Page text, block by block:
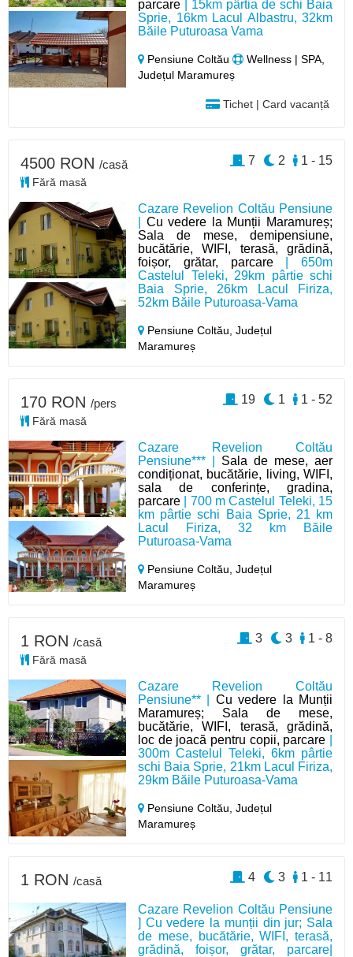
parcare | 15km pârtia de schi Baia
Sprie, 16km Lacul Albastru, 32km
Băile Puturoasa Vama
Pensiune Coltău
Wellness | SPA,
Județul Maramureș
Tichet | Card vacanță
Cazare Revelion Coltău Pensiune
Cu vedere la Munții Maramureș;
Sala de mese, demipensiune,
bucătărie, WIFI, terasă, grădină,
foișor, grătar, parcare| 650m
Castelul Teleki, 29km pârtie schi
Baia Sprie, 26km Lacul Firiza,
52km Băile Puturoasa-Vama
Pensiune Coltău,Județul
Maramureș
4500 RON /casă
Fără masă
1 - 15
2
7
Cazare Revelion Coltău
Pensiune*** | Sala de mese, aer
condiționat, bucătărie, living, WIFI,
sala de conferințe, gradina,
parcare | 700 m Castelul Teleki, 15
km pârtie schi Baia Sprie, 21 km
Lacul Firiza, 32 km Băile
Puturoasa-Vama
Pensiune Coltău,Județul
Maramureș
170 RON /pers
Fără masă
1 - 52
1
19
Cazare Revelion Coltău
Pensiune** | Cu vedere la Munții
Maramureș; Sala de mese,
bucătărie, WIFI, terasă, grădină,
loc de joacă pentru copii, parcare
300m Castelul Teleki, 6km pârtie
schi Baia Sprie, 21km Lacul Firiza,
29km Băile Puturoasa-Vama
Pensiune Coltău,Județul
Maramureș
1 RON /casă
Fără masă
1 - 8
3
3
Cazare Revelion Coltău Pensiune
] Cu vedere la munții din jur; Sala
de mese, bucătărie, WIFI, terasă,
grădină, foișor, grătar, parcare|
1 RON /casă 1 - 11
3
4